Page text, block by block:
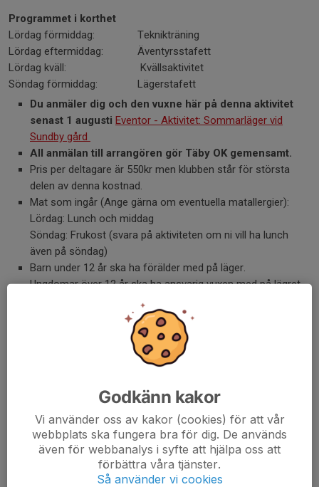
Programmet i korthet
Lördag förmiddag: Teknikträning
Lördag eftermiddag: Äventyrsstafett
Lördag kväll: Kvällsaktivitet
Söndag förmiddag: Lägerstafett
Du anmäler dig och den vuxne här på denna aktivitet
senast 1 augusti Eventor - Aktivitet: Sommarläger vid
Sundby gård
All anmälan till arrangören gör Täby OK gemensamt.
Pris per deltagare är 550kr men klubben står för största
delen av denna kostnad.
Mat som ingår (Ange gärna om eventuella matallergier):
Lördag: Lunch och middag
Söndag: Frukost (svara på aktiviteten om ni vill ha lunch
även på söndag)
Barn under 12 år ska ha förälder med på läger.
Ungdomar över 12 år ska ha ansvarig vuxen med på lägret.
Övernattning sker i första hand i gemensamma tält för
ungdomarna. Det ryms 10–12 personer per tält. Ange gärna
i anmälan om tillgång till extra tält finns. (Det är frivilligt att
övernatta, alternativ åker man hem för övernattning,
meddela detta gärna på anmälan)
Dela nyhet
Godkänn kakor
Vi använder oss av kakor (cookies) för att vår
webbplats ska fungera bra för dig. De används
även för webbanalys i syfte att hjälpa oss att
förbättra våra tjänster.
Så använder vi cookies